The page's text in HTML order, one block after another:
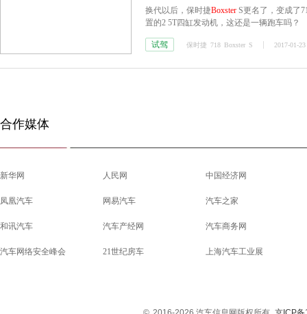
换代以后，保时捷Boxster S更名了，变成了
置的2 5T四缸发动机，这还是一辆跑车吗？
试驾 保时捷 718 Boxster S 2017-01-
合作媒体
新华网 人民网 中国经济网
凤凰汽车 网易汽车 汽车之家
和讯汽车 汽车产经网 汽车商务网
汽车网络安全峰会 21世纪房车 上海汽车工业展